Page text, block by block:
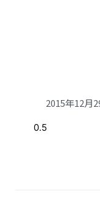
2015年12月